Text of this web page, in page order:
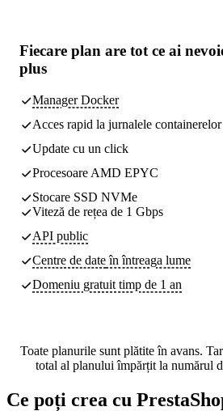
Fiecare plan are tot ce ai
plus
Manager Docker
Acces rapid la jurnalele containerelor
Update cu un click
Procesoare AMD EPYC
Stocare SSD NVMe
Viteză de rețea de 1 Gbps
API public
Centre de dateîn întreaga lume
Domeniu gratuit timp de 1 an
Toate planurile sunt plătite în avans.
total al planului împărțit la numărul
Ce poți crea cu